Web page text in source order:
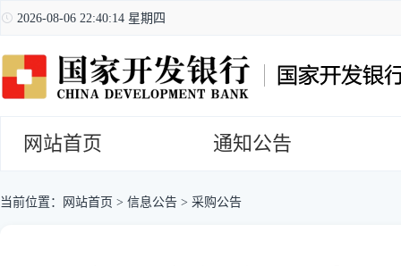
2026-08-06 22:40:15 星期四
网站首页 通知公告
当前位置： 网站首页 > 信息公告 > 采购公告